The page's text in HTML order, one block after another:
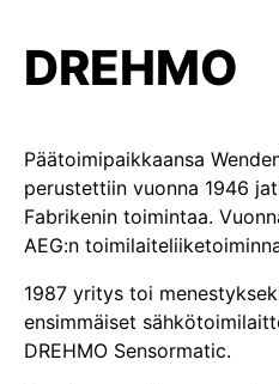
Päätoimipaikkaansa
perustettiin vuonna 1946
Fabrikenin toimintaa.
AEG:n
1987 yritys toi
ensimmäiset
DREHMO Sensormatic.
DREHMO